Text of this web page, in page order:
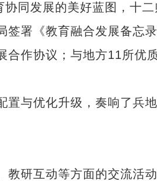
同发展的美好蓝图，十二
签署《教育融合发展备忘
合作协议；与地方11所优
与优化升级，奏响了兵
研互动等方面的交流活